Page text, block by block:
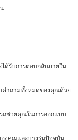
ด้รับการตอบกลับภายใน
คำถามทั้งหมดของคุณด้วย
รถช่วยคุณในการออกแบบ
องคุณและบางรุ่นปัจจุบัน